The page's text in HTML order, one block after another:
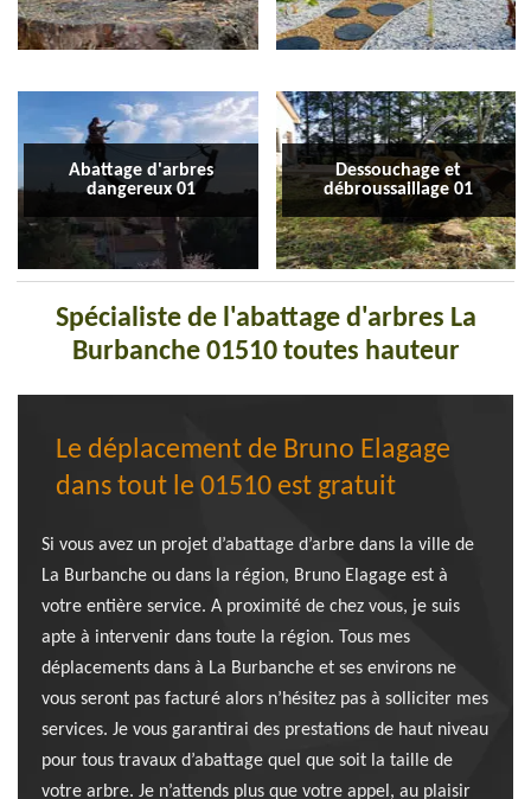
Abattage d'arbres
dangereux 01
Dessouchage et
débroussaillage 01
Spécialiste de l'abattage d'arbres La
Burbanche 01510 toutes hauteur
Le déplacement de Bruno Elagage
dans tout le 01510 est gratuit
Si vous avez un projet d’abattage d’arbre dans la ville de
La Burbanche ou dans la région, Bruno Elagage est à
votre entière service. A proximité de chez vous, je suis
apte à intervenir dans toute la région. Tous mes
déplacements dans à La Burbanche et ses environs ne
vous seront pas facturé alors n’hésitez pas à solliciter mes
services. Je vous garantirai des prestations de haut niveau
pour tous travaux d’abattage quel que soit la taille de
votre arbre. Je n’attends plus que votre appel, au plaisir